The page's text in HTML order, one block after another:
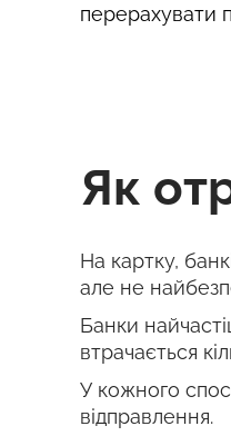
перерахувати
Як
На картку,
але не
Банки
втрачається
У кожного
відправлення.